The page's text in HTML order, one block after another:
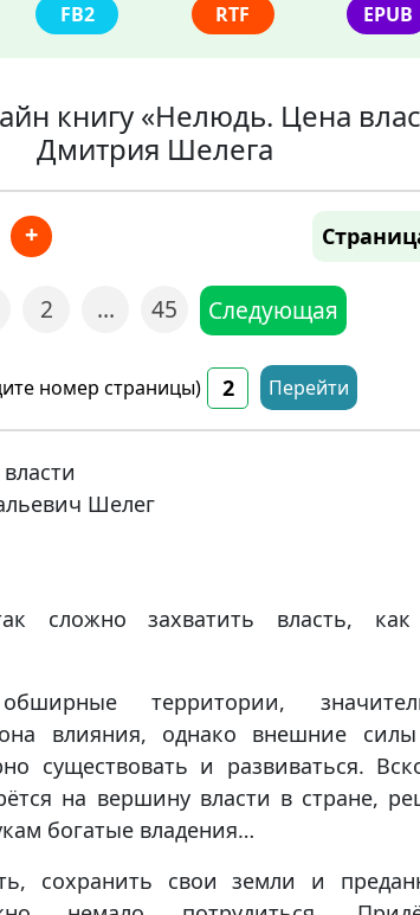
FB2 RTF EPUB
книгу «Нелюдь. Цена
Дмитрия Шелега
+
2 … 45 Следующая
номер страницы) Перейти
Шелег
сложно захватить власть,
территории,
влияния, однако внешние
существовать и развиваться.
на вершину власти в стране,
богатые владения…
сохранить свои земли и